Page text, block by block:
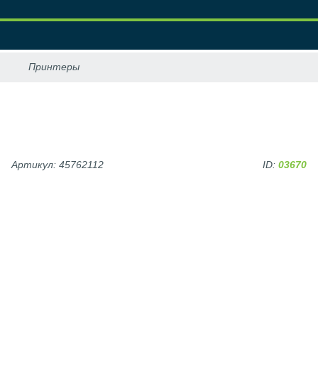
Артикул: 45762112 ID: 03670